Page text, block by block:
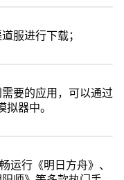
服进行下载；
要的应用，可以通过
器中。
运行《明日方舟》、